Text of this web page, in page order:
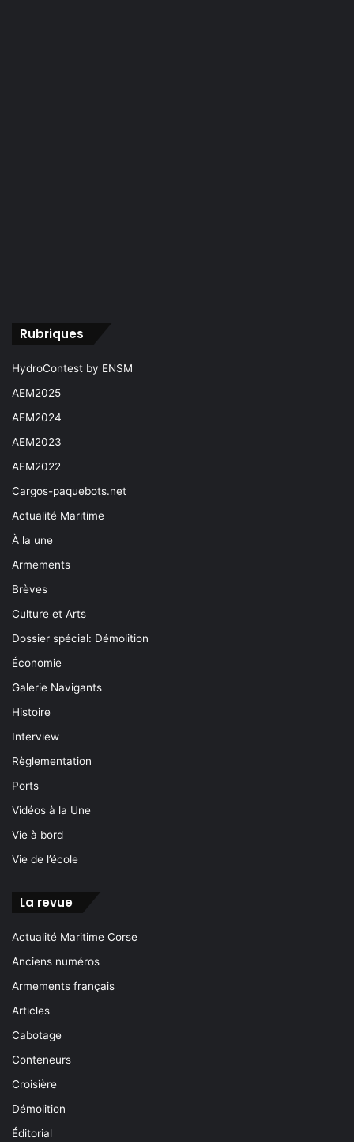
Rubriques
HydroContest by ENSM
AEM2025
AEM2024
AEM2023
AEM2022
Cargos-paquebots.net
Actualité Maritime
À la une
Armements
Brèves
Culture et Arts
Dossier spécial: Démolition
Économie
Galerie Navigants
Histoire
Interview
Règlementation
Ports
Vidéos à la Une
Vie à bord
Vie de l’école
La revue
Actualité Maritime Corse
Anciens numéros
Armements français
Articles
Cabotage
Conteneurs
Croisière
Démolition
Éditorial